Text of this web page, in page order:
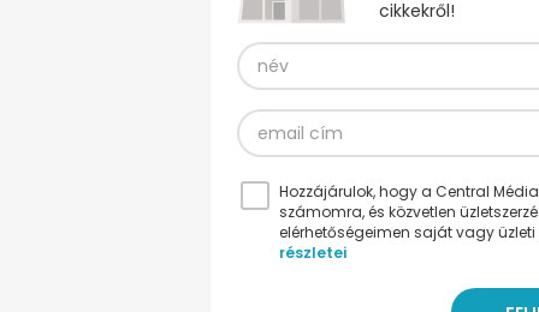
cikkekről!
Hozzájárulok, hogy a Central
számomra, és közvetlen
elérhetőségeimen saját vagy
részletei